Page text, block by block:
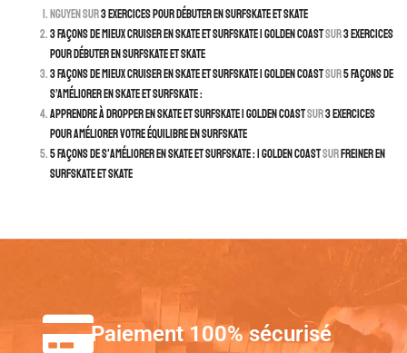
Nguyensur3 exercices pour débuter en surfskate et skate
3 façons de mieux cruiser en skate et surfskate | Golden Coastsur3 exercices
pour débuter en surfskate et skate
3 façons de mieux cruiser en skate et surfskate | Golden Coastsur5 façons de
s’améliorer en skate et surfskate :
Apprendre à dropper en skate et surfskate | Golden Coastsur3 exercices
pour améliorer votre équilibre en surfskate
5 façons de s'améliorer en skate et surfskate : | Golden CoastsurFreiner en
surfskate et skate
Paiement 100% sécurisé